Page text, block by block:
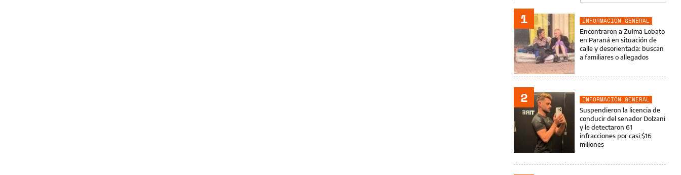
1
INFORMACIÓN GENERAL
Encontraron a Zulma Lobato
en Paraná en situación de
calle y desorientada: buscan
a familiares o allegados
2
INFORMACIÓN GENERAL
Suspendieron la licencia de
conducir del senador Dolzani
y le detectaron 61
infracciones por casi $16
millones